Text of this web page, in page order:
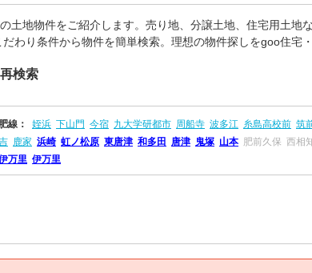
土地物件をご紹介します。売り地、分譲土地、住宅用土地
わり条件から物件を簡単検索。理想の物件探しをgoo住宅
検索
線： 姪浜 下山門 今宿 九大学研都市 周船寺 波多江 糸島高校前 筑
鹿家 浜崎 虹ノ松原 東唐津 和多田 唐津 鬼塚 山本 肥前久保 西相
万里 伊万里